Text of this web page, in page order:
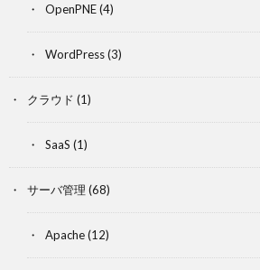
OpenPNE(4)
WordPress(3)
クラウド (1)
SaaS (1)
サーバ管理 (68)
Apache(12)